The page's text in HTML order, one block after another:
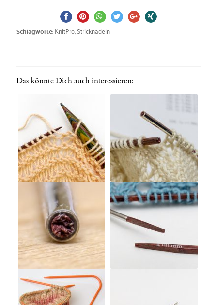
Schlagworte:KnitPro,Stricknadeln
Das könnte Dich auch interessieren: